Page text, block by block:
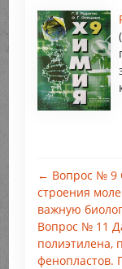
← Вопрос № 9
строения
важную
Вопрос № 11
полиэтилена,
фенопластов.